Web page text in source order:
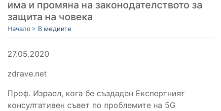
има и промяна на законодателството за
защита на човека
Начало В медиите
27.05.2020
zdrave.net
Проф. Израел, кога бе създаден Експертният
консултативен съвет по проблемите на 5G